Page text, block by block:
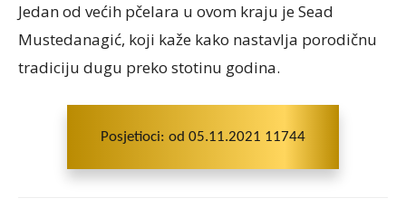
Jedan od većih pčelara u ovom kraju je Sead
Mustedanagić, koji kaže kako nastavlja porodičnu
tradiciju dugu preko stotinu godina.
Posjetioci: od 05.11.2021 11744